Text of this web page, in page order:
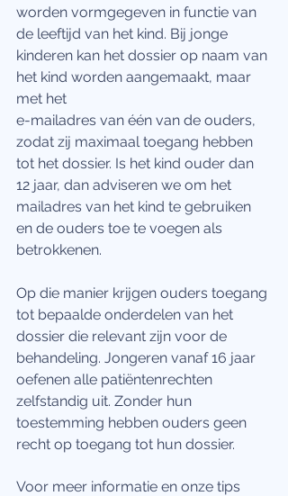
worden vormgegeven in functie van
de leeftijd van het kind. Bij jonge
kinderen kan het dossier op naam van
het kind worden aangemaakt, maar
met het
e-mailadres van één van de ouders,
zodat zij maximaal toegang hebben
tot het dossier. Is het kind ouder dan
12 jaar, dan adviseren we om het
mailadres van het kind te gebruiken
en de ouders toe te voegen als
betrokkenen.
Op die manier krijgen ouders toegang
tot bepaalde onderdelen van het
dossier die relevant zijn voor de
behandeling. Jongeren vanaf 16 jaar
oefenen alle patiëntenrechten
zelfstandig uit. Zonder hun
toestemming hebben ouders geen
recht op toegang tot hun dossier.
Voor meer informatie en onze tips